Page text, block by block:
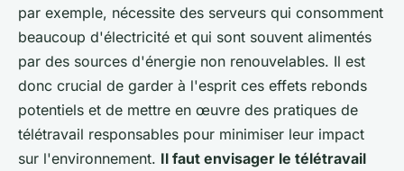
par exemple, nécessite des serveurs qui consomment
beaucoup d'électricité et qui sont souvent alimentés
par des sources d'énergie non renouvelables. Il est
donc crucial de garder à l'esprit ces effets rebonds
potentiels et de mettre en œuvre des pratiques de
télétravail responsables pour minimiser leur impact
sur l'environnement. Il faut envisager le télétravail